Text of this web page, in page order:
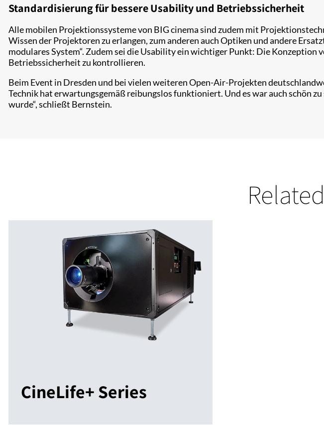
Standardisierung für bessere Usability und Betriebssicherheit
Alle mobilen Projektionssysteme von BIG cinema sind zudem mit
Wissen der Projektoren zu erlangen, zum anderen auch Optiken und andere
modulares System“. Zudem sei die Usability ein wichtiger Punkt: Die
Betriebssicherheit zu kontrollieren.
Beim Event in Dresden und bei vielen weiteren Open-Air-Projekten
Technik hat erwartungsgemäß reibungslos funktioniert. Und es war auch schön
wurde“, schließt Bernstein.
CineLife+ Series